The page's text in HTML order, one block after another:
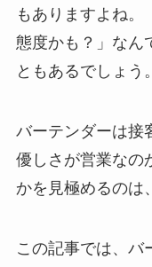
もありますよね。
態度かも？」なん
ともあるでしょう。
バーテンダーは接
優しさが営業なの
かを見極めるのは
この記事では、バ